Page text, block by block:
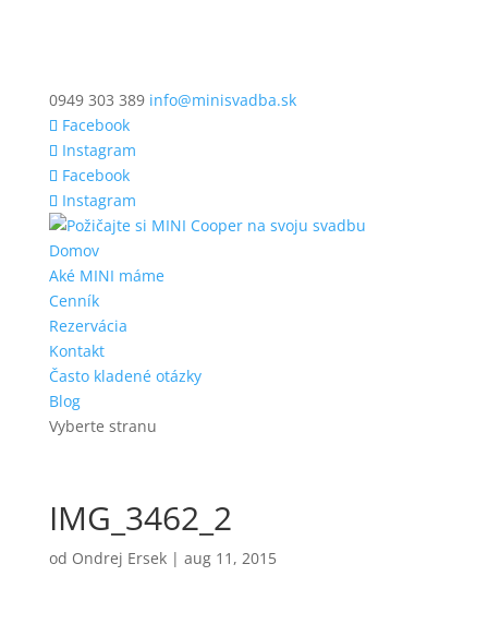
0949 303 389 info@minisvadba.sk
Facebook
Instagram
Facebook
Instagram
Domov
Aké MINI máme
Cenník
Rezervácia
Kontakt
Často kladené otázky
Blog
Vyberte stranu
IMG_3462_2
od Ondrej Ersek| aug 11, 2015